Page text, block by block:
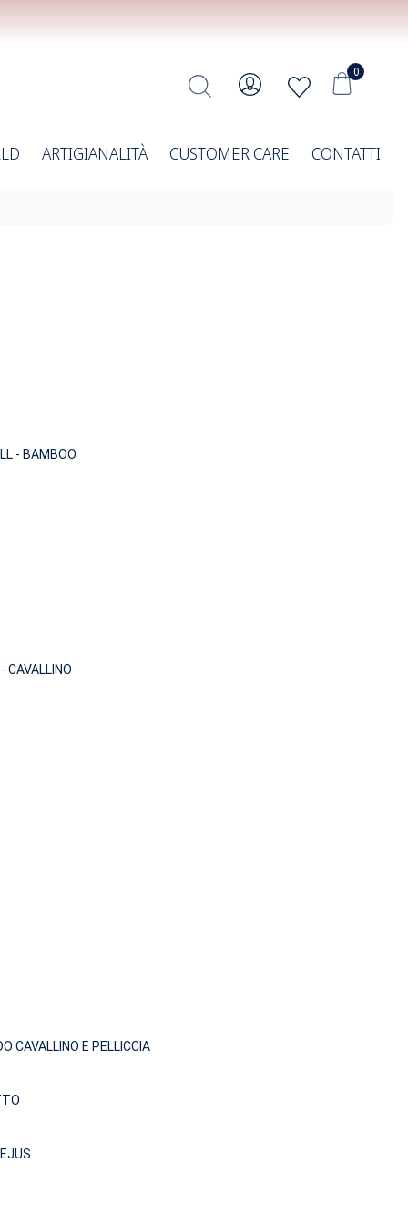
0
ARTIGIANALITÀ CUSTOMER CARE CONTATTI
- BAMBOO
CAVALLINO
CAVALLINO E PELLICCIA